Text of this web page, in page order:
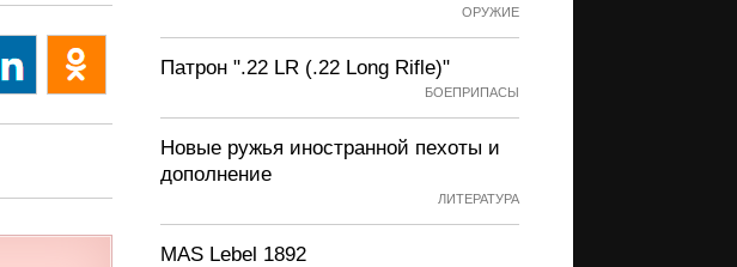
ОРУЖИЕ
Патрон ".22 LR (.22 Long Rifle)"
БОЕПРИПАСЫ
Новые ружья иностранной пехоты и
дополнение
ЛИТЕРАТУРА
MAS Lebel 1892